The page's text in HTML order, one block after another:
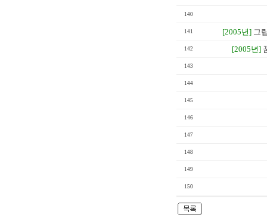
140
141 [2005년] 그
142 [2005년]
143
144
145
146
147
148
149
150